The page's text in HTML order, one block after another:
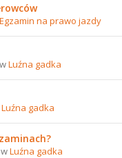
Egzamin na prawo jazdy
Luźna gadka
Luźna gadka
Luźna gadka